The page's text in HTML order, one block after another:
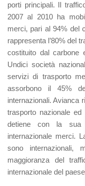
porti principali. Il
2007 al 2010 ha
merci, pari al 94% del
rappresenta l’80% del
costituito dal carbone
Undici società
servizi di trasporto
assorbono il 45%
internazionali. Avianca
trasporto nazionale
detiene con la sua
internazionale merci.
sono internazionali,
maggioranza del
internazionale del